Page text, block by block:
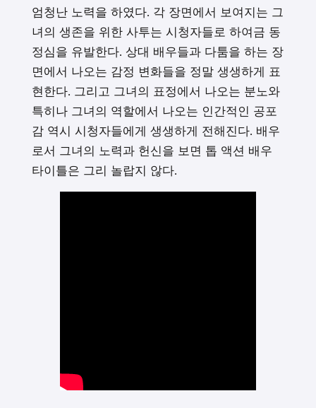
엄청난 노력을 하였다. 각 장면에서 보여지는 그
녀의 생존을 위한 사투는 시청자들로 하여금 동
정심을 유발한다. 상대 배우들과 다툼을 하는 장
면에서 나오는 감정 변화들을 정말 생생하게 표
현한다. 그리고 그녀의 표정에서 나오는 분노와
특히나 그녀의 역할에서 나오는 인간적인 공포
감 역시 시청자들에게 생생하게 전해진다. 배우
로서 그녀의 노력과 헌신을 보면 톱 액션 배우
타이틀은 그리 놀랍지 않다.